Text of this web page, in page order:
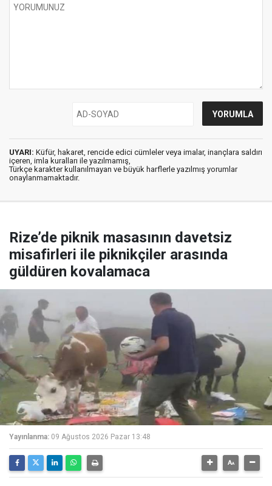
UYARI: Küfür, hakaret, rencide edici cümleler veya imalar, inançlara saldırı
içeren, imla kuralları ile yazılmamış,
Türkçe karakter kullanılmayan ve büyük harflerle yazılmış yorumlar
onaylanmamaktadır.
Rize’de piknik masasının davetsiz
misafirleri ile piknikçiler arasında
güldüren kovalamaca
Yayınlanma: 09 Ağustos 2026 Pazar 13:48